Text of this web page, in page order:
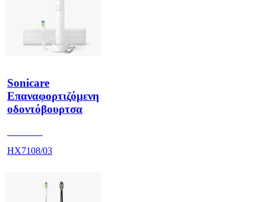
Sonicare
Επαναφορτιζόμενη
οδοντόβουρτσα
HX7108/03